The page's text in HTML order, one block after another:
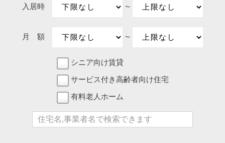
入居時 〜
月 額 〜
シニア向け賃貸
サービス付き高齢者向け住宅
有料老人ホーム